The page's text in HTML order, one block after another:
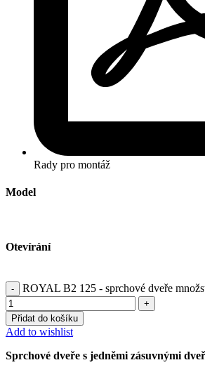
Rady pro montáž
Model
Otevírání
ROYAL B2 125 - sprchové dveře
Přidat do košíku
Add to wishlist
Sprchové dveře s jedněmi zásuvnými